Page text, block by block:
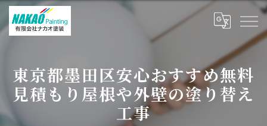
東京都墨田区安心おすすめ無料
見積もり屋根や外壁の塗り替え
工事